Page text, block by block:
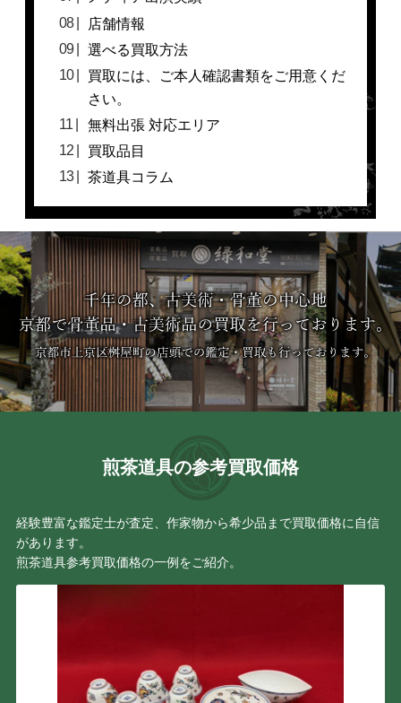
店舗情報
選べる買取方法
買取には、ご本人確認書類をご用意くだ
さい。
無料出張 対応エリア
買取品目
茶道具コラム
煎茶道具の参考買取価格
経験豊富な鑑定士が査定、作家物から希少品まで買取価格に自信
があります。
煎茶道具参考買取価格の一例をご紹介。